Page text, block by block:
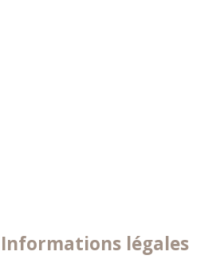
Informations légales